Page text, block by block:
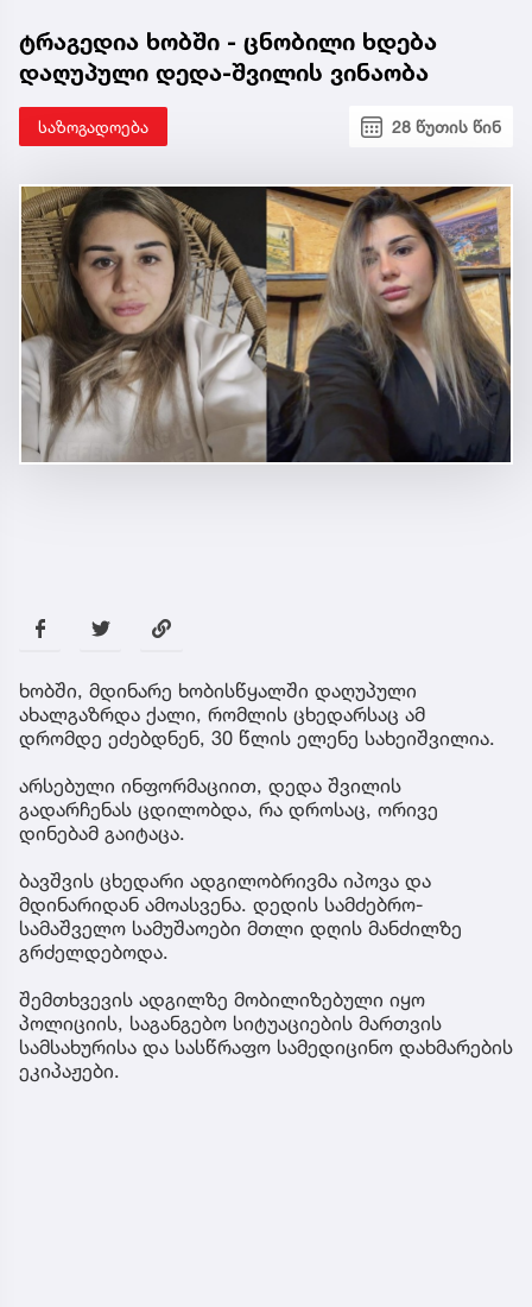
ტრაგედია ხობში - ცნობილი ხდება
დაღუპული დედა-შვილის ვინაობა
საზოგადოება 28 წუთის წინ
ხობში, მდინარე ხობისწყალში დაღუპული
ახალგაზრდა ქალი, რომლის ცხედარსაც ამ
დრომდე ეძებდნენ, 30 წლის ელენე სახეიშვილია.
არსებული ინფორმაციით, დედა შვილის
გადარჩენას ცდილობდა, რა დროსაც, ორივე
დინებამ გაიტაცა.
ბავშვის ცხედარი ადგილობრივმა იპოვა და
მდინარიდან ამოასვენა. დედის სამძებრო-
სამაშველო სამუშაოები მთლი დღის მანძილზე
გრძელდებოდა.
შემთხვევის ადგილზე მობილიზებული იყო
პოლიციის, საგანგებო სიტუაციების მართვის
სამსახურისა და სასწრაფო სამედიცინო დახმარების
ეკიპაჟები.